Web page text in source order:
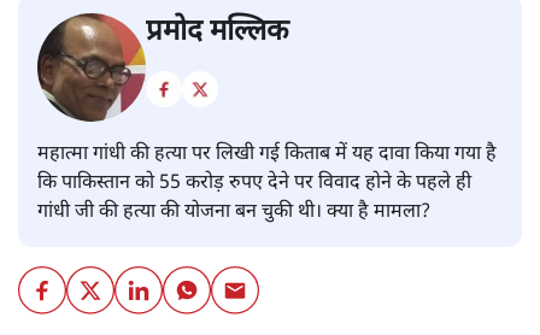
प्रमोद मल्लिक
महात्मा गांधी की हत्या पर लिखी गई किताब में यह दावा किया गया है
कि पाकिस्तान को 55 करोड़ रुपए देने पर विवाद होने के पहले ही
गांधी जी की हत्या की योजना बन चुकी थी। क्या है मामला?